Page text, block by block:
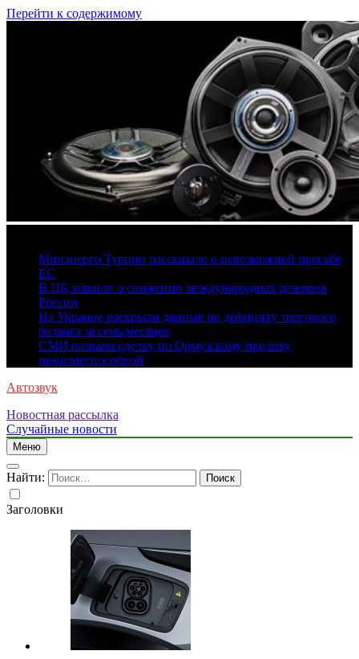
Перейти к содержимому
Минэнерго Турции рассказало о невозможной просьбе
ЕС
В ЦБ заявили о снижении международных резервов
России
На Украине раскрыли данные по дефициту торгового
баланса за семь месяцев
СМИ назвали сделку по Ормузскому проливу
нежизнеспособной
Автозвук
Новостная рассылка
Случайные новости
Меню
Найти:
Заголовки